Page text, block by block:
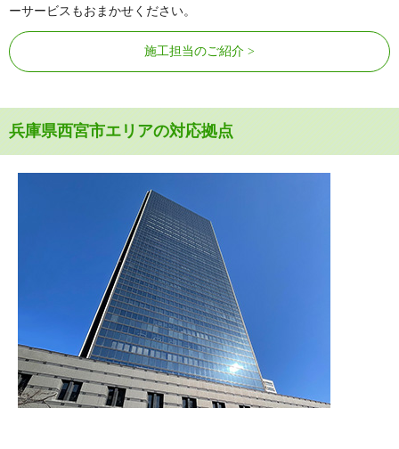
ーサービスもおまかせください。
施工担当のご紹介
兵庫県西宮市エリアの対応拠点